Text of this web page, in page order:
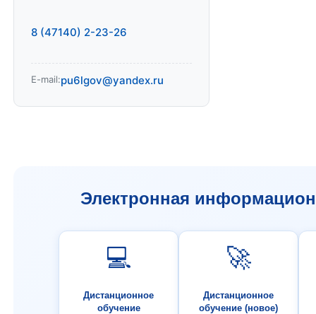
8 (47140) 2-23-26
E-mail:pu6lgov@yandex.ru
Электронная
💻
Дистанционное
обучение
🚀
Дистанционное
обучение (новое)